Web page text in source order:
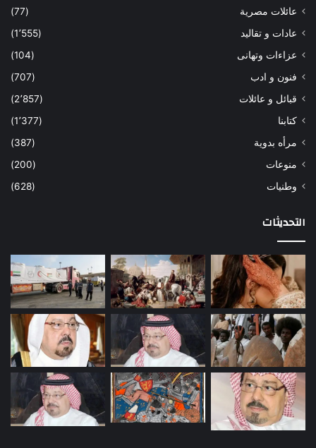
عائلات مصرية
(77)
عادات و تقاليد
(1٬555)
عزاءات وتهانى
(104)
فنون و ادب
(707)
قبائل و عائلات
(2٬857)
كتابنا
(1٬377)
مرأه بدوية
(387)
منوعات
(200)
وطنيات
(628)
التحديثات